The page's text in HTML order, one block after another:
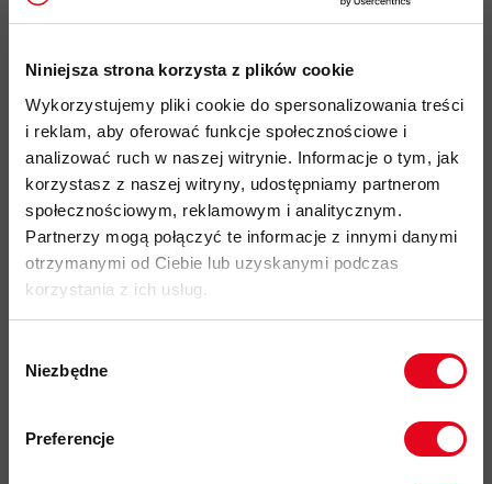
Niniejsza strona korzysta z plików cookie
Wykorzystujemy pliki cookie do spersonalizowania treści
i reklam, aby oferować funkcje społecznościowe i
analizować ruch w naszej witrynie. Informacje o tym, jak
korzystasz z naszej witryny, udostępniamy partnerom
społecznościowym, reklamowym i analitycznym.
Partnerzy mogą połączyć te informacje z innymi danymi
otrzymanymi od Ciebie lub uzyskanymi podczas
korzystania z ich usług.
zgody
Niezbędne
Preferencje
lekki, wysoce elastyczny materiał PolartecPower Grido
oraz posiada właściwości szybkoschnące,został wykonany
z poliestru pochodzacego w 100% z recyklingu
doskonałe odprowadzanie wilgoci na powierzchnię
materiału przyśpiesza szybkość schnięcia i zapobiega
wychłodzeniu podczas aktywności
materiał o drobnej strukturze "wafla" od wewnątrz,
zwiększa właściwości izolacyjne, oddychalność i
odprowadzanie wilgoci
stójka z zamkiem błyskawicznym do /3długości,
ciepłe dni
uniknięcia podrażnień w momencie użytkowania z
odbierz